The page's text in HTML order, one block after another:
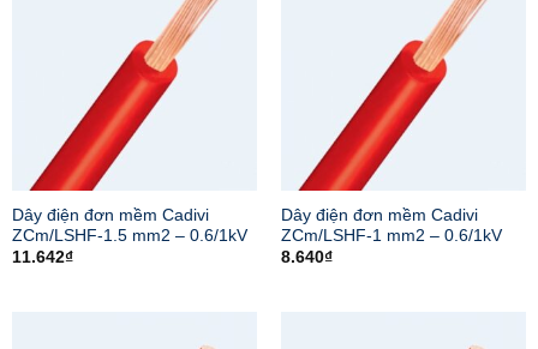
Dây điện đơn mềm Cadivi
ZCm/LSHF-1.5 mm2 – 0.6/1kV
11.642₫
Dây điện đơn mềm Cadivi
ZCm/LSHF-1 mm2 – 0.6/1kV
8.640₫